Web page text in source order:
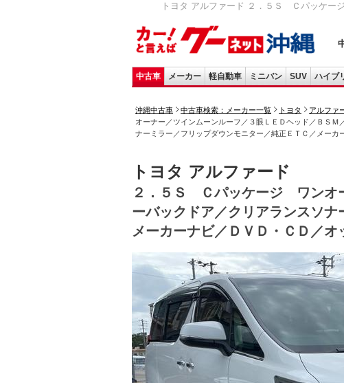
トヨタ アルファード ２．５Ｓ Ｃパッケー
中古車 メーカー 軽自動車 ミニバン SUV ハイブ
沖縄中古車 中古車検索：メーカー一覧 トヨタ アルファ
オーナー／ツインムーンルーフ／３眼ＬＥＤヘッド／ＢＳ
ナーミラー／フリップダウンモニター／純正ＥＴＣ／メーカ
トヨタ アルファード
２．５Ｓ Ｃパッケージ ワンオ
ーバックドア／クリアランスソ
メーカーナビ／ＤＶＤ・ＣＤ／オ